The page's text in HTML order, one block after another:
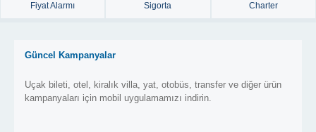
Fiyat Alarmı Sigorta Charter
Güncel Kampanyalar
Uçak bileti, otel, kiralık villa, yat, otobüs, transfer ve diğer ürün
kampanyaları için mobil uygulamamızı indirin.